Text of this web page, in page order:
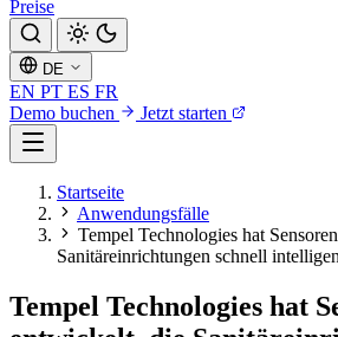
Preise
DE
EN PT ES FR
Demo buchen
Jetzt starten
Startseite
Anwendungsfälle
Tempel Technologies hat
Sanitäreinrichtungen schnell
Tempel Technologies hat